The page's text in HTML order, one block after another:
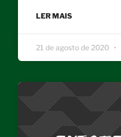
LER MAIS
21 de agosto de 2020